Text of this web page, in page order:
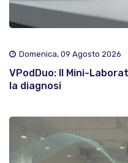
Domenica, 09 Agosto 2026
VPodDuo: Il Mini-
la diagnosi